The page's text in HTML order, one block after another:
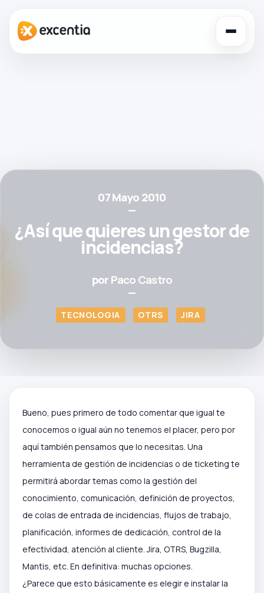
07 Mayo 2010
—
¿Así que quieres un gestor de
incidencias?
porPaco Castro
—
TECNOLOGIA OTRS JIRA
Bueno, pues primero de todo comentar que igual te
conocemos o igual aún no tenemos el placer, pero por
aquí también pensamos que lo necesitas. Una
herramienta de gestión de incidencias o de ticketing te
permitirá abordar temas como la gestión del
conocimiento, comunicación, definición de proyectos,
de colas de entrada de incidencias, flujos de trabajo,
planificación, informes de dedicación, control de la
efectividad, atención al cliente. Jira, OTRS, Bugzilla,
Mantis, etc. En definitiva: muchas opciones.
¿Parece que esto básicamente es elegir e instalar la